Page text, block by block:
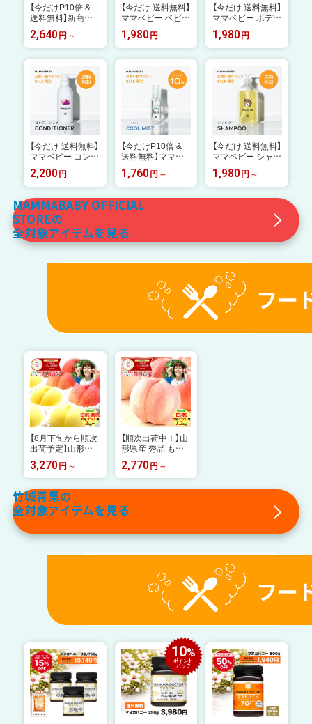
【今だけP10倍 &
送料無料】新商品
Baby Cream Lotio
n ベビークリーム
ローション 150m
L / BIGボトル400
mL / レフィル380
mL | 無添加 オー
ガニック クリーム
ローション 敏感肌
乾燥肌 ギフト ベ
ビー 子供 乳液 化
粧水 ベビーミルク
ママベビー 保湿ク
リーム
2,640 円
【今だけ 送料無料】
ママベビー ベビー
ソープ （泡タイプ
全身用）400mL m
ammababy 自然
由来 ベビー 全身
シャンプー 無添加
新生児 赤ちゃん
子ども せっけん &
アンド ママ キッ
ズ 子供 ノンシリ
コン ヴィーガン
ボディソープ 沐浴
オーガニック 泡
1,980 円
【今だけ 送料無料】
ママベビー ボディ
ソープ | 創業80年
製薬会社発の オー
ガニック 品質 | 植
物由来成分 ベビー
全身シャンプー 無
添加 大容量500ml
1回たった7円 新
生児 ベビーソープ
赤ちゃん 子ども
せっけん & アンド
ママ 子供 キッズ
1,980 円
【今だけ 送料無料】
ママベビー コンデ
ィショナー｜創業
80年製薬会社発の
オーガニック 品質
｜有機農法で生ま
れた植物のチカラ
で、たっぷり栄養
補給&保護｜リン
ス 無添加 新生児
& アンド ノンシリ
コン トリートメン
2,200 円
【今だけP10倍 &
送料無料】ママベ
ビー クールミスト
｜創業80年製薬会
社発の オーガニッ
ク 品質｜アルコー
ルフリーで冷感
新生児 & アンド
子ども 子供 キッ
ズ ベビー 冷感 ス
プレー アウトドア
暑さ対策 遊び 公
園 uv ケア 敏感肌
1,760 円
【今だけ 送料無料】
ママベビー シャン
プー｜創業80年製
薬会社発の オーガ
ニック 品質｜2〜
12歳の11つの無
リコン パラベンフ
リー アルコールフ
リー] 赤ちゃん シ
ャンプー キッズ
＆ ベビー ソープ
アンド ママ キッ
ズ
1,980 円
MAMMABABY OFFICIAL
STOREの
全対象アイテムを見る
【8月下旬から順次
出荷予定】山形県
産 秀品 もも 白
桃・黄桃 詰合せ 2
kg〜 ※日時指定
はメールで※【山
形産 もも モモ 黄
金桃 詰め合わせ
中元 夏 ギフト 送
料無料 暑中見舞い
残暑見舞い プレゼ
3,270 円
【順次出荷中！】山
形県産 秀品 もも
白桃 1.2kg※日時
指定はメールで※
【山形産 もも モモ
御中元 お中元 夏
暑中見舞い 残暑見
果物 フルーツ 人
気 贈り物 敬老の
日】
2,770 円
竹城青果の
全対象アイテムを見る
10%
ポイント
バック